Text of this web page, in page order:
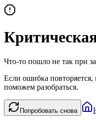
Что-то пошло не так при
Если ошибка
поможем разобраться.
Попробовать снова